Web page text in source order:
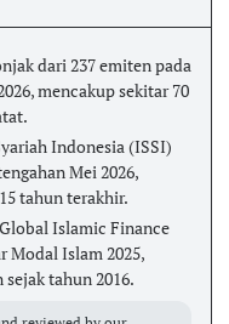
dari 237 emiten pada
mencakup sekitar 70
Indonesia (ISSI)
Mei 2026,
tahun terakhir.
Islamic Finance
Modal Islam 2025,
tahun 2016.